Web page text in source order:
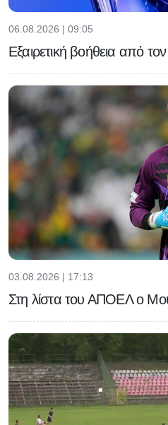
06.08.2026 | 09:05
Εξαιρετική βοήθεια από
03.08.2026 | 17:13
Στη λίστα του ΑΠΟΕΛ ο